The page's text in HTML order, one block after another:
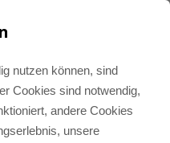
nutzen können, sind
Cookies sind notwendig,
andere Cookies
unsere